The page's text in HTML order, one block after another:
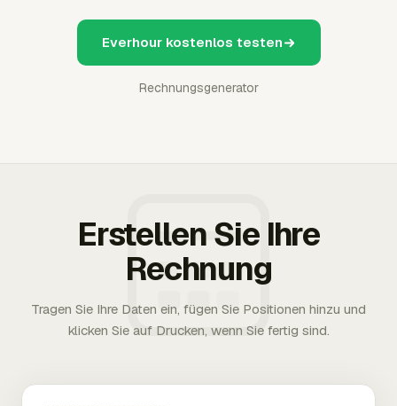
Everhour kostenlos testen
Rechnungsgenerator
Erstellen Sie Ihre
Rechnung
Tragen Sie Ihre Daten ein, fügen Sie Positionen hinzu und
klicken Sie auf Drucken, wenn Sie fertig sind.